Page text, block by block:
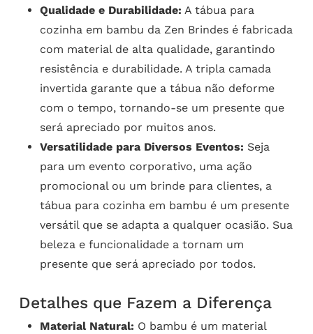
Qualidade e Durabilidade: A tábua para
cozinha em bambu da Zen Brindes é fabricada
com material de alta qualidade, garantindo
resistência e durabilidade. A tripla camada
invertida garante que a tábua não deforme
com o tempo, tornando-se um presente que
será apreciado por muitos anos.
Versatilidade para Diversos Eventos: Seja
para um evento corporativo, uma ação
promocional ou um brinde para clientes, a
tábua para cozinha em bambu é um presente
versátil que se adapta a qualquer ocasião. Sua
beleza e funcionalidade a tornam um
presente que será apreciado por todos.
Detalhes que Fazem a Diferença
Material Natural: O bambu é um material